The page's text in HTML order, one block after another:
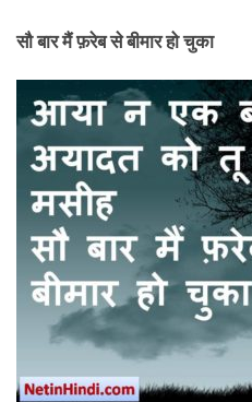
सौ बार मैं फ़रेब से बीमार हो चुका